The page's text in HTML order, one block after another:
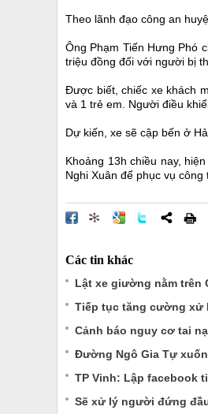
Theo lãnh đạo công an
Ông Phạm Tiến Hưng Phó
triệu đồng đối với người bị
Được biết, chiếc xe khách
và 1 trẻ em. Người điều
Dự kiến, xe sẽ cập bến ở
Khoảng 13h chiều nay,
Nghi Xuân để phục vụ công
Các tin khác
Lật xe giường nằm
Tiếp tục tăng cường xử
Cảnh báo nguy cơ tai
Đường Ngô Gia Tự
TP Vinh: Lập facebook
Sẽ xử lý người đứng